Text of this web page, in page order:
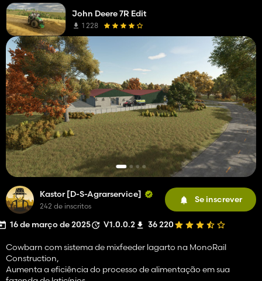
Kastor [D-S-Agrarservice]
242 de inscritos
Se inscrever
16 de março de 2025 V1.0.0.2 36 220
Cowbarn com sistema de mixfeeder lagarto na MonoRail
Construction,
Aumenta a eficiência do processo de alimentação em sua
John Deere 7R Edit
1 228